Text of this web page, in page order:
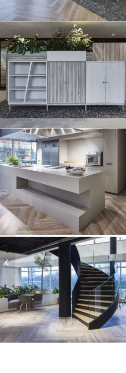
Trimbos-instituut te
Utrecht